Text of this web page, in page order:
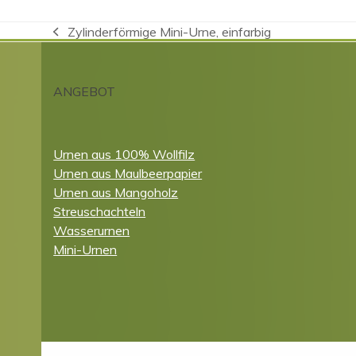
vorheriger
Zylinderförmige Mini-Urne, einfarbig
ANGEBOT
Urnen aus 100% Wollfilz
Urnen aus Maulbeerpapier
Urnen aus Mangoholz
Streuschachteln
Wasserurnen
Mini-Urnen